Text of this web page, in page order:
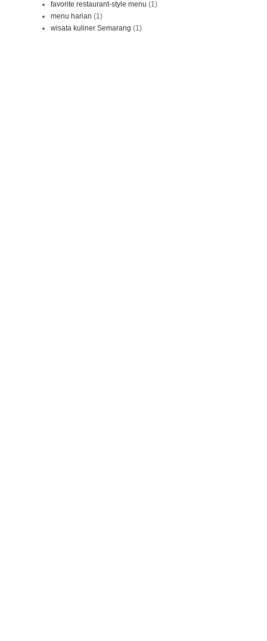
favorite restaurant-style menu (1)
menu harian (1)
wisata kuliner Semarang (1)